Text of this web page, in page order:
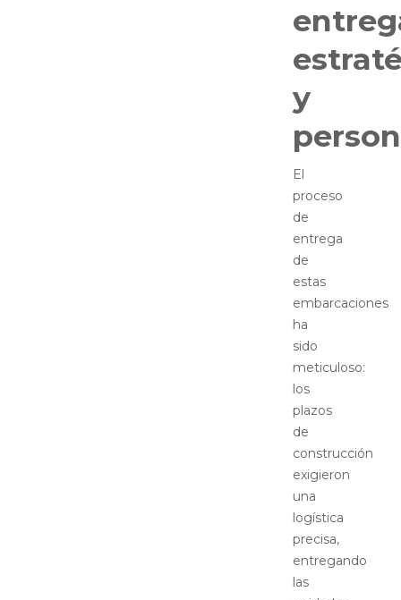
y
El
proceso
de
entrega
de
estas
embarcaciones
ha
sido
meticuloso:
los
plazos
de
construcción
exigieron
una
logística
precisa,
entregando
las